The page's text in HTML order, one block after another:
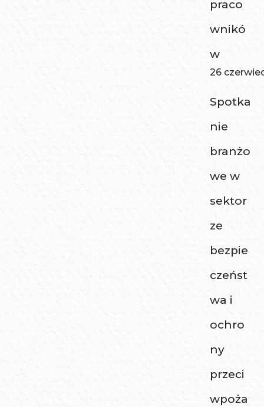
praco
wnikó
w
26
Spotka
nie
branżo
we w
sektor
ze
bezpie
czeńst
wa i
ochro
ny
przeci
wpoża